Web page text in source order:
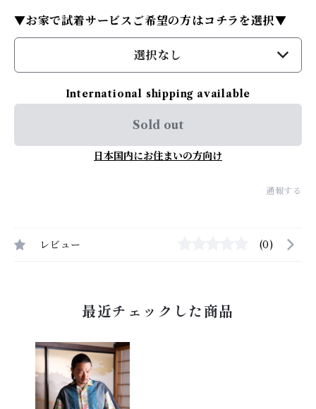
▼お家で試着サービスご希望の方はコチラを選択▼
選択なし
International shipping available
Sold out
日本国内にお住まいの方向け
通報する
レビュー (0)
最近チェックした商品